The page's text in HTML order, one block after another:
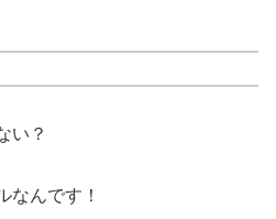
い？
なんです！